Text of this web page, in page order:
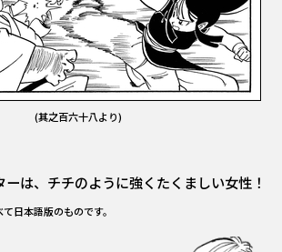
(其之百六十八より)
は、チチのように強くたくましい女性！
日本語版のものです。